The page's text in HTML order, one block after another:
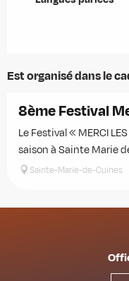
Est organisé dans le
8ème Festival
Le Festival « MERCI
saison à Sainte Marie
Sainte-Marie-de-Cuines